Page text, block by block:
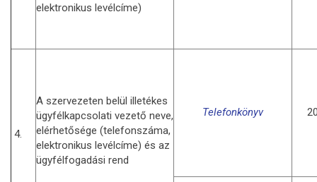
elektronikus levélcíme)
4.
A szervezeten belül illetékes
ügyfélkapcsolati vezető neve,
elérhetősége (telefonszáma,
elektronikus levélcíme) és az
ügyfélfogadási rend
Telefonkönyv